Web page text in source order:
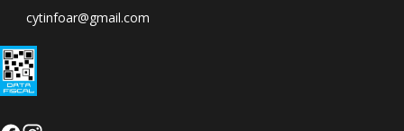
cytinfoar@gmail.com